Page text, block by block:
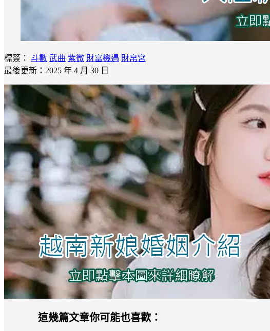
標簽： 斗數 武曲 紫微 財富機遇 財帛宮
最後更新：2025 年 4 月 30 日
這幾篇文章你可能也喜歡：